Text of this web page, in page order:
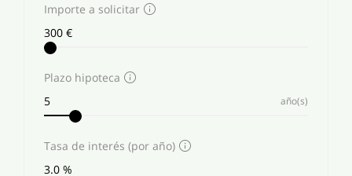
Importe a solicitar
Plazo hipoteca
año(s)
Tasa de interés (por año)